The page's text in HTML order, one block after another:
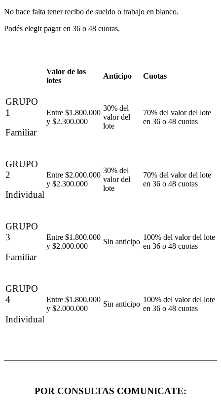
No hace falta tener recibo de sueldo o trabajo en blanco.
Podés elegir pagar en 36 o 48 cuotas.
Valor de los
lotes
Anticipo Cuotas
GRUPO
1
Familiar
Entre $1.800.000
y $2.300.000
30% del
valor del
lote
70% del valor del lote
en 36 o 48 cuotas
GRUPO
2
Individual
Entre $2.000.000
y $2.300.000
30% del
valor del
lote
70% del valor del lote
en 36 o 48 cuotas
GRUPO
3
Familiar
Entre $1.800.000
y $2.000.000
Sin anticipo
100% del valor del lote
en 36 o 48 cuotas
GRUPO
4
Individual
Entre $1.800.000
y $2.000.000
Sin anticipo
100% del valor del lote
en 36 o 48 cuotas
POR CONSULTAS COMUNICATE: